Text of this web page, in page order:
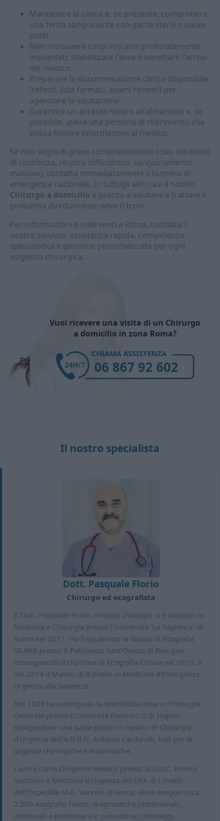
Mantenere la calma e, se presente, comprimere
una ferita sanguinante con garze sterili o panni
puliti.
Non rimuovere corpi estranei profondamente
impiantati; stabilizzare l'area e aspettare l'arrivo
del medico.
Preparare la documentazione clinica disponibile
(referti, lista farmaci, esami recenti) per
agevolare la valutazione.
Garantire un accesso sicuro all'abitazione e, se
possibile, avere una persona di riferimento che
possa fornire informazioni al medico.
Se noti segni di grave compromissione (calo del livello
di coscienza, respiro difficoltoso, sanguinamento
massivo), contatta immediatamente il numero di
emergenza nazionale. In tutti gli altri casi il nostro
Chirurgo a domicilio è pronto a valutare e trattare il
problema direttamente dove ti trovi.
Per informazioni e interventi a Roma, contatta il
nostro servizio: assistenza rapida, competenza
specialistica e gestione personalizzata per ogni
esigenza chirurgica.
Vuoi ricevere una visita di un Chirurgo
a domicilio in zona Roma?
CHIAMA ASSISTENZA
06 867 92 602
24H/7
Il nostro specialista
Dott. Pasquale Florio
Chirurgo ed ecografista
Il Dott. Pasquale Florio, medico chirurgo, si è laureato in
Medicina e Chirurgia presso l'Università “La Sapienza” di
Roma nel 2011. Ha frequentato la Scuola di Ecografia
SIUMB presso il Policlinico Sant'Orsola di Bologna,
conseguendo il Diploma di Ecografia Clinica nel 2013, e
nel 2014 il Master di II livello in Medicina d'Emergenza-
Urgenza alla Sapienza.
Nel 2020 ha conseguito la specializzazione in Chirurgia
Generale presso l'Università Federico II di Napoli,
svolgendone una parte presso il reparto di Chirurgia
d'Urgenza dell'A.O.R.N. Antonio Cardarelli, hub per le
urgenze chirurgiche e traumatiche.
Lavora come Dirigente Medico presso la U.O.C. Pronto
Soccorso e Medicina d'Urgenza del DEA di I livello
dell'Ospedale M.G. Vannini di Roma, dove esegue circa
2.500 ecografie l'anno, diagnostiche (addominali,
intestinali e polmonari) e procedurali (drenaggi,